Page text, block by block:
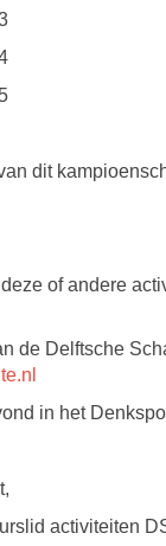
dit
of andere
de Delftsche
in het
activiteiten